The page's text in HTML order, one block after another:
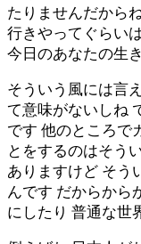
たりませんだから
行きやってぐらい
今日のあなたの生
そういう風には言
て意味がないしね
です 他のところで
とをするのはそう
ありますけど そう
んです だからから
にしたり 普通な世